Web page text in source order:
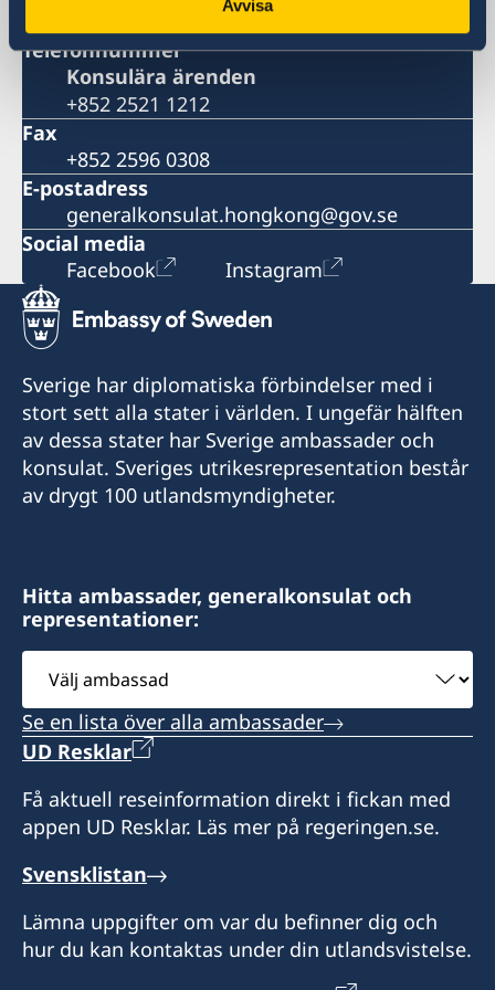
Avvisa
56 Gloucester Road, Wanchai, Hong Kong
Telefonnummer
Konsulära ärenden
+852 2521 1212
Fax
+852 2596 0308
E-postadress
generalkonsulat.hongkong@gov.se
Social media
Facebook
Instagram
Sverige har diplomatiska förbindelser med i
stort sett alla stater i världen. I ungefär hälften
av dessa stater har Sverige ambassader och
konsulat. Sveriges utrikesrepresentation består
av drygt 100 utlandsmyndigheter.
Hitta ambassader, generalkonsulat och
representationer:
Välj
ambassad
Se en lista över alla ambassader
UD Resklar
Få aktuell reseinformation direkt i fickan med
appen UD Resklar. Läs mer på regeringen.se.
Svensklistan
Lämna uppgifter om var du befinner dig och
hur du kan kontaktas under din utlandsvistelse.